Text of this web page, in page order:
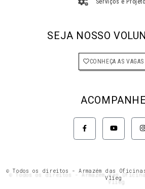
SEJA NOSSO
CONHEÇA AS VAGAS
ACOMPANHE
F
a
c
e
-
Y
o
u
t
I
n
s
t
© Todos os direitos - Armazém das
Vlieg